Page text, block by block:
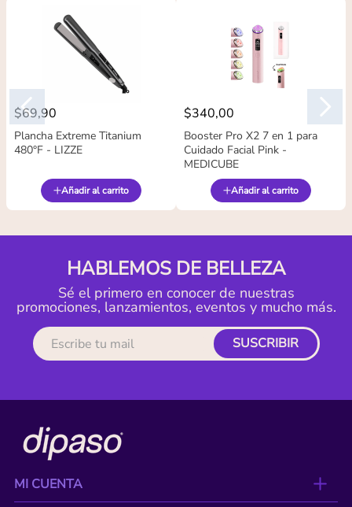
$69,90
Plancha Extreme Titanium
480°F - LIZZE
Añadir al carrito
$340,00
Booster Pro X2 7 en 1 para
Cuidado Facial Pink -
MEDICUBE
Añadir al carrito
HABLEMOS DE BELLEZA
Sé el primero en conocer de nuestras
promociones, lanzamientos, eventos y mucho más.
SUSCRIBIR
MI CUENTA